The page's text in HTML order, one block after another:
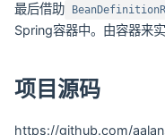
最后借助
Spring容器中。由容器来
项目源码
https://github.com/